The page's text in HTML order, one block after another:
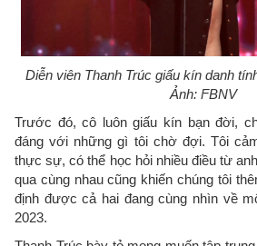
Diễn viên Thanh Trúc giấu kín danh
Ảnh: FBNV
Trước đó, cô luôn giấu kín bạn đời,
đáng với những gì tôi chờ đợi. Tôi
thực sự, có thể học hỏi nhiều điều từ
qua cùng nhau cũng khiến chúng tôi
định được cả hai đang cùng nhìn về
2023.